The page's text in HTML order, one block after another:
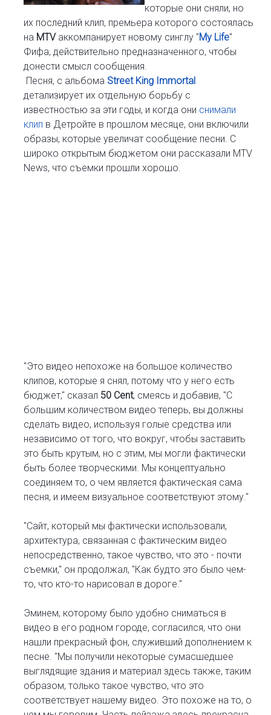
которые они сняли, но
их последний клип, премьера которого состоялась
на MTVаккомпанирует новому синглу "My Life"
Фифа, действительно предназначенного, чтобы
донести смысл сообщения.
Песня, с альбома Street King Immortal
детализирует их отдельную борьбу с
известностью за эти годы, и когда они снимали
клип в Детройте в прошлом месяце, они включили
образы, которые увеличат сообщение песни. С
широко открытым бюджетом они рассказали MTV
News, что съемки прошли хорошо.
"Это видео непохоже на большое количество
клипов, которые я снял, потому что у него есть
бюджет," сказал 50 Cent, смеясь и добавив, "С
большим количеством видео теперь, вы должны
сделать видео, используя голые средства или
независимо от того, что вокруг, чтобы заставить
это быть крутым, но с этим, мы могли фактически
быть более творческими. Мы концептуально
соединяем то, о чем является фактическая сама
песня, и имеем визуальное соответствуют этому."
"Сайт, который мы фактически использовали,
архитектура, связанная с фактическим видео
непосредственно, такое чувство, что это - почти
съемки," он продолжал, "Как будто это было чем-
то, что кто-то нарисовал в дороге."
Эминем, которому было удобно сниматься в
видео в его родном городе, согласился, что они
нашли прекрасный фон, служивший дополнением к
песне. "Мы получили некоторые сумасшедшее
выглядящие здания и материал здесь также, таким
образом, только такое чувство, что это
соответствует нашему видео. Это похоже на то, о